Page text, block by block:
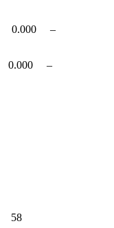
0.000 –
0.000 –